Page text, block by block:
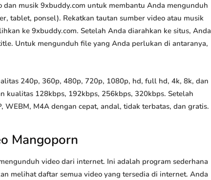
musik 9xbuddy.com untuk membantu Anda mengunduh
tablet, ponsel). Rekatkan tautan sumber video atau musik
ke 9xbuddy.com. Setelah Anda diarahkan ke situs, Anda
Untuk mengunduh file yang Anda perlukan di antaranya,
240p, 360p, 480p, 720p, 1080p, hd, full hd, 4k, 8k, dan
kualitas 128kbps, 192kbps, 256kbps, 320kbps. Setelah
M4A dengan cepat, andal, tidak terbatas, dan gratis.
Mangoporn
video dari internet. Ini adalah program sederhana
melihat daftar semua video yang tersedia di internet. Anda